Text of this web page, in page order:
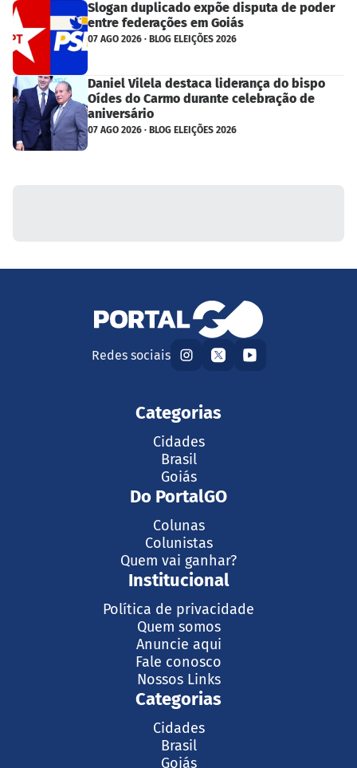
Slogan duplicado expõe disputa de poder
entre federações em Goiás
07 AGO 2026 · BLOG ELEIÇÕES 2026
Daniel Vilela destaca liderança do bispo
Oídes do Carmo durante celebração de
aniversário
07 AGO 2026 · BLOG ELEIÇÕES 2026
Redes sociais
Categorias
Cidades
Brasil
Goiás
Do PortalGO
Colunas
Colunistas
Quem vai ganhar?
Institucional
Política de privacidade
Quem somos
Anuncie aqui
Fale conosco
Nossos Links
Categorias
Cidades
Brasil
Goiás